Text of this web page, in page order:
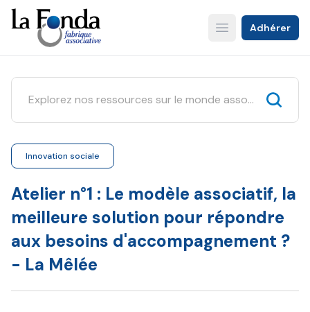
Aller
au
contenu
principal
Open main menu
Adhérer
Innovation sociale
Atelier n°1 : Le modèle associatif, la
meilleure solution pour répondre
aux besoins d'accompagnement ?
- La Mêlée